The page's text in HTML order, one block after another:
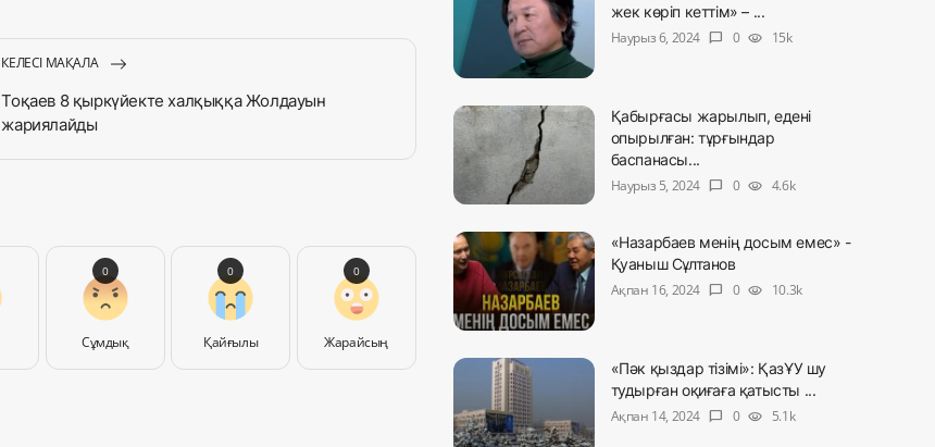
КЕЛЕСІ МАҚАЛА
Тоқаев 8 қыркүйекте халқыққа Жолдауын
жариялайды
Сұмдық
0
Қайғылы
0
Жарайсың
0
жек көріп кеттім» – ...
Наурыз 6, 2024
chat_bubble 0 visibility 15k
Қабырғасы жарылып, едені
опырылған: тұрғындар
баспанасы...
Наурыз 5, 2024
chat_bubble 0 visibility 4.6k
«Назарбаев менің досым емес» -
Қуаныш Сұлтанов
Ақпан 16, 2024
chat_bubble 0 visibility 10.3k
«Пәк қыздар тізімі»: ҚазҰУ шу
тудырған оқиғаға қатысты ...
Ақпан 14, 2024
chat_bubble 0 visibility 5.1k